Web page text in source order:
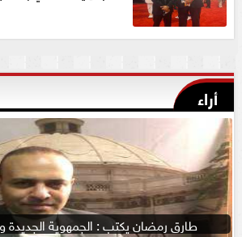
أراء
طارق رمضان يكتب : الجمهوية الجديدة